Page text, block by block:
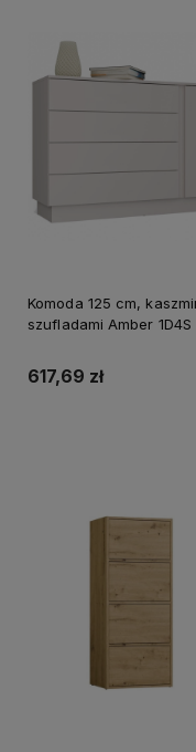
Komoda 125 cm,
szufladami Amber 1D4S
617,69 zł